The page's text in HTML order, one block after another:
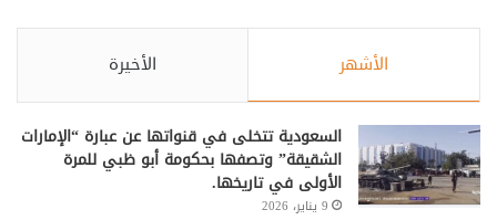
الأشهر الأخيرة
السعودية تتخلى في قنواتها عن عبارة “الإمارات
الشقيقة” وتصفها بحكومة أبو ظبي للمرة
الأولى في تاريخها.
9 يناير، 2026